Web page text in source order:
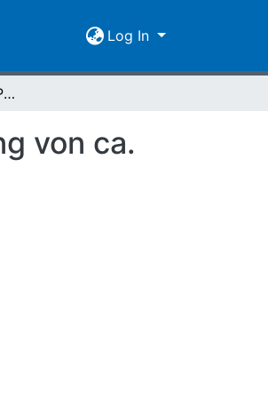
Log In
Geschichte der Linear-Perspektive im Lichte der Forschung von ca. 1870 - 1970
von ca.